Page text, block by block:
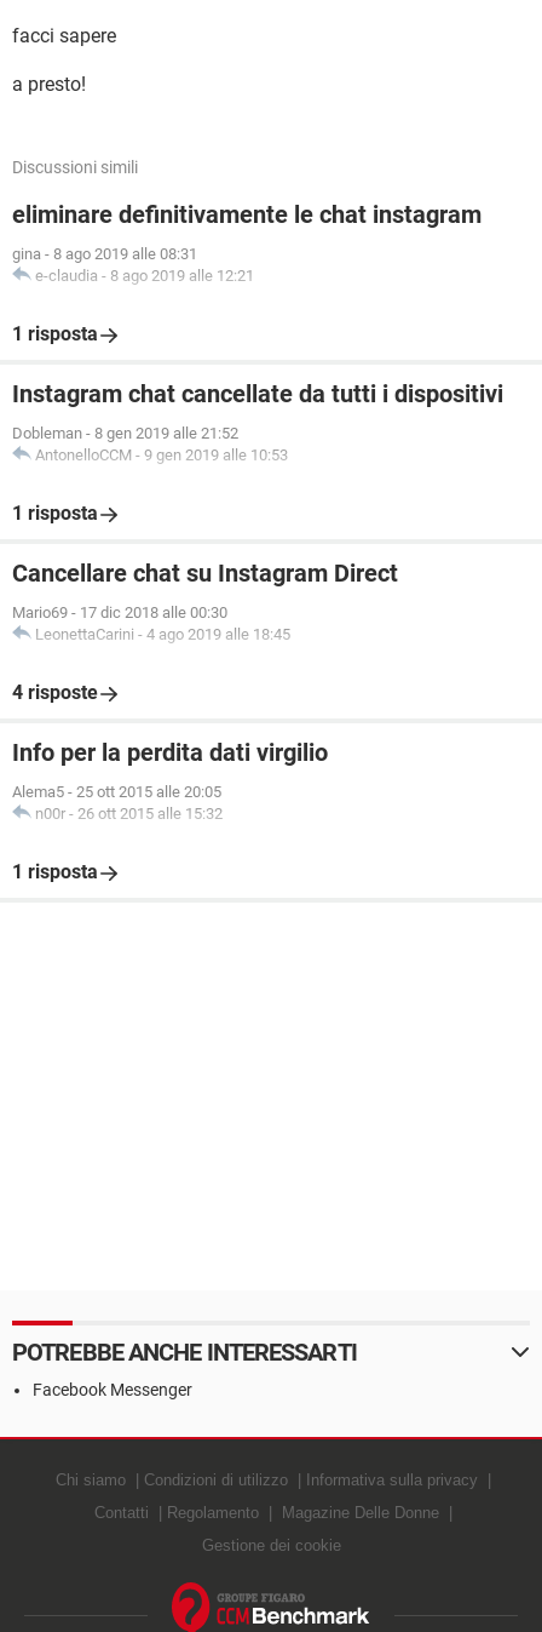
facci sapere
a presto!
Discussioni simili
eliminare definitivamente le chat instagram
gina - 8 ago 2019 alle 08:31
e-claudia - 8 ago 2019 alle 12:21
1 risposta
Instagram chat cancellate da tutti i dispositivi
Dobleman - 8 gen 2019 alle 21:52
AntonelloCCM - 9 gen 2019 alle 10:53
1 risposta
Cancellare chat su Instagram Direct
Mario69 - 17 dic 2018 alle 00:30
LeonettaCarini - 4 ago 2019 alle 18:45
4 risposte
Info per la perdita dati virgilio
Alema5 - 25 ott 2015 alle 20:05
n00r - 26 ott 2015 alle 15:32
1 risposta
POTREBBE ANCHE INTERESSARTI
Facebook Messenger
Chi siamo Condizioni di utilizzo
Informativa sulla privacy
Contatti
Regolamento
Magazine Delle Donne
Gestione dei cookie